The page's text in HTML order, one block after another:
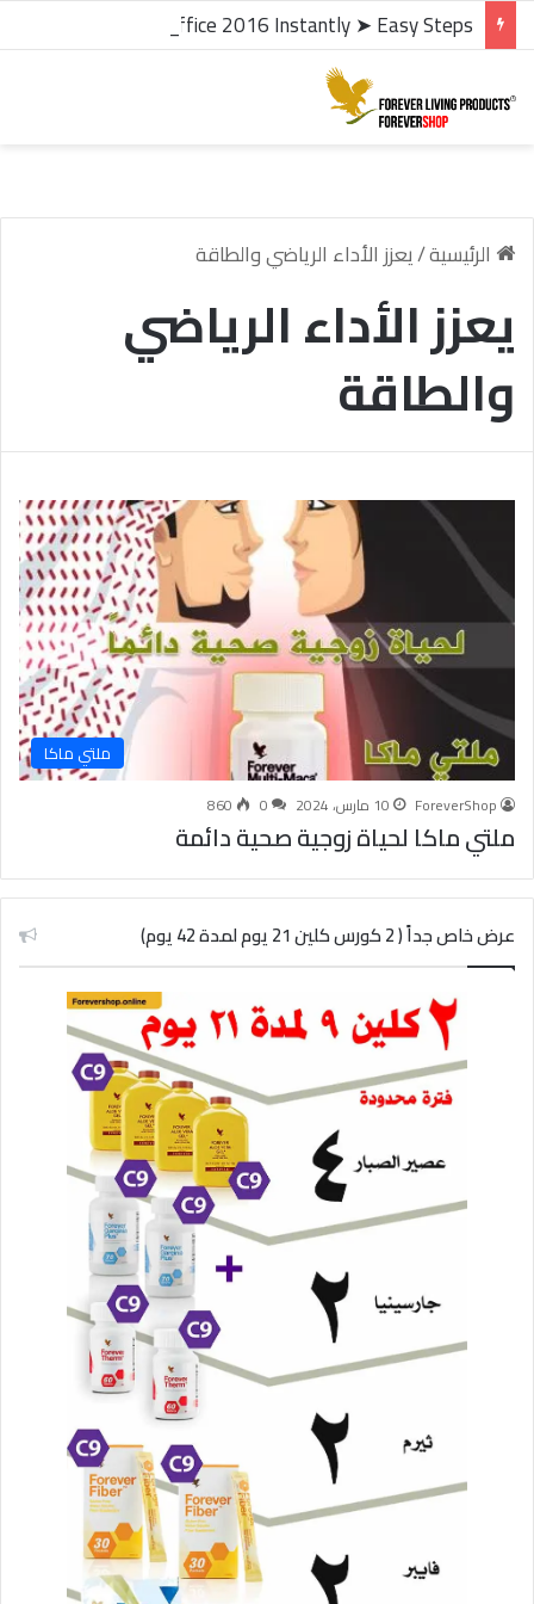
الرئيسية/يعزز الأداء الرياضي والطاقة
يعزز الأداء الرياضي
والطاقة
ملتي ماكا
ForeverShop 10 مارس، 2024 0
860
ملتي ماكا لحياة زوجية صحية دائمة
عرض خاص جداً ( 2 كورس كلين 21 يوم لمدة 42 يوم)